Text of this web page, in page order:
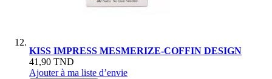
KISS IMPRESS MESMERIZE-COFFIN DESIGN
41,90 TND
Ajouter à ma liste d’envie